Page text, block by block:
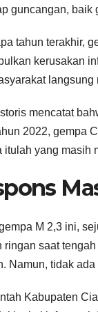
guncangan, baik
tahun terakhir,
kerusakan
mencatat
2022, gempa
itulah yang masih
M 2,3 ini,
ringan saat
Namun, tidak
Kabupaten